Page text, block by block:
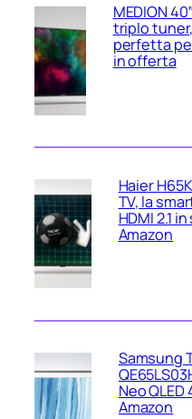
MEDION
triplo
perfetta
in offerta
Haier
TV, la
HDMI 2.1
Amazon
Samsung
Neo
Amazon